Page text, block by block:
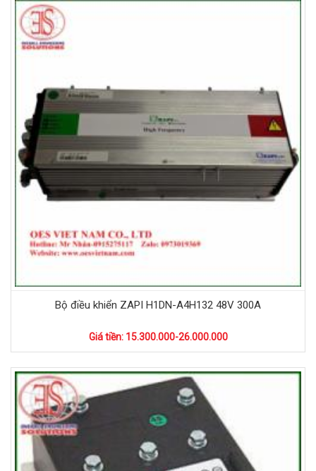
Bộ điều khiển ZAPI H1DN-A4H132 48V 300A
Giá tiền: 15.300.000-26.000.000